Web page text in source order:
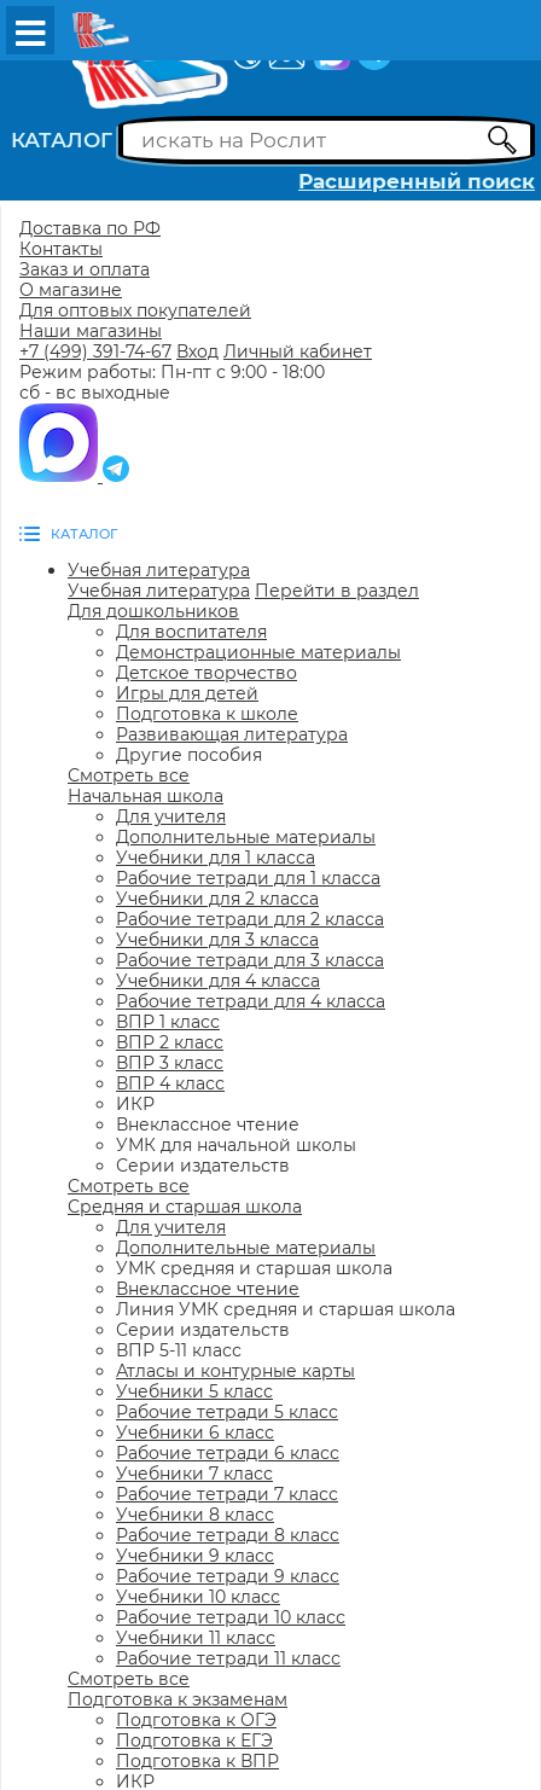
КАТАЛОГ
Расширенный поиск
Доставка по РФ
Контакты
Заказ и оплата
О магазине
Для оптовых покупателей
Наши магазины
+7 (499) 391-74-67 Вход Личный кабинет
Режим работы: Пн-пт с 9:00 - 18:00
сб - вс выходные
КАТАЛОГ
Учебная литература
Учебная литература Перейти в раздел
Для дошкольников
Для воспитателя
Демонстрационные материалы
Детское творчество
Игры для детей
Подготовка к школе
Развивающая литература
Другие пособия
Смотреть все
Начальная школа
Для учителя
Дополнительные материалы
Учебники для 1 класса
Рабочие тетради для 1 класса
Учебники для 2 класса
Рабочие тетради для 2 класса
Учебники для 3 класса
Рабочие тетради для 3 класса
Учебники для 4 класса
Рабочие тетради для 4 класса
ВПР 1 класс
ВПР 2 класс
ВПР 3 класс
ВПР 4 класс
ИКР
Внеклассное чтение
УМК для начальной школы
Серии издательств
Смотреть все
Средняя и старшая школа
Для учителя
Дополнительные материалы
УМК средняя и старшая школа
Внеклассное чтение
Линия УМК средняя и старшая школа
Серии издательств
ВПР 5-11 класс
Атласы и контурные карты
Учебники 5 класс
Рабочие тетради 5 класс
Учебники 6 класс
Рабочие тетради 6 класс
Учебники 7 класс
Рабочие тетради 7 класс
Учебники 8 класс
Рабочие тетради 8 класс
Учебники 9 класс
Рабочие тетради 9 класс
Учебники 10 класс
Рабочие тетради 10 класс
Учебники 11 класс
Рабочие тетради 11 класс
Смотреть все
Подготовка к экзаменам
Подготовка к ОГЭ
Подготовка к ЕГЭ
Подготовка к ВПР
ИКР